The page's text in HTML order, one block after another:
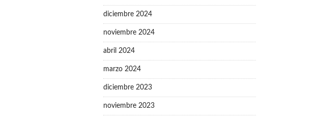
diciembre 2024
noviembre 2024
abril 2024
marzo 2024
diciembre 2023
noviembre 2023